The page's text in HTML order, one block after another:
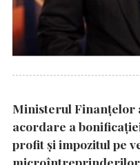
Ministerul Finanțelor
acordare a
profit și impozitul pe